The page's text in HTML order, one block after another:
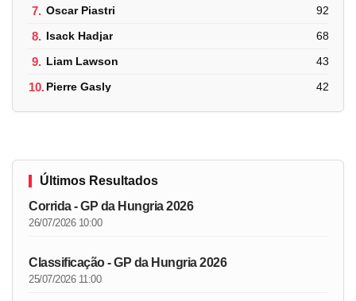
7. Oscar Piastri 92
8. Isack Hadjar 68
9. Liam Lawson 43
10.Pierre Gasly 42
Últimos Resultados
Corrida - GP da Hungria 2026
26/07/2026 10:00
Classificação - GP da Hungria 2026
25/07/2026 11:00